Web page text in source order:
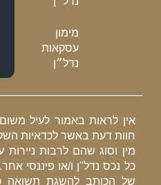
מימון
עסקאות
נדל״ן
אין לראות באמור לעיל משום
חוות דעת באשר לכדאיות
מין וסוג שהם לרבות ניירות
כל נכס נדל"ן ו/או פיננסי
של הכותב להשגת תשואה